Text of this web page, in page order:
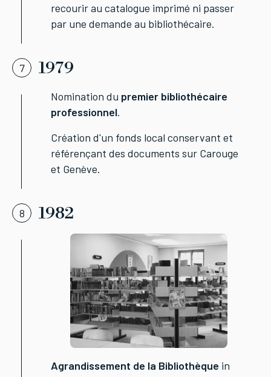
recourir au catalogue imprimé ni passer
par une demande au bibliothécaire.
7 1979
Nomination du premier bibliothécaire
professionnel.
Création d'un fonds local conservant et
référençant des documents sur Carouge
et Genève.
8 1982
Agrandissement de la Bibliothèque in